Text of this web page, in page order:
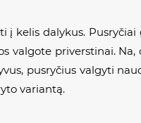
į kelis dalykus.
valgote priverstinai.
pusryčius valgyti
variantą.